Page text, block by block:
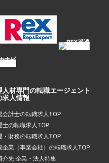
材専門の転職エージェント
求人情報
会計士の転職求人TOP
士の転職求人TOP
・財務の転職求人TOP
業（事業会社）の転職求人TOP
介先 企業・法人特集